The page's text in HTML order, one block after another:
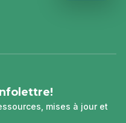
mises à jour et